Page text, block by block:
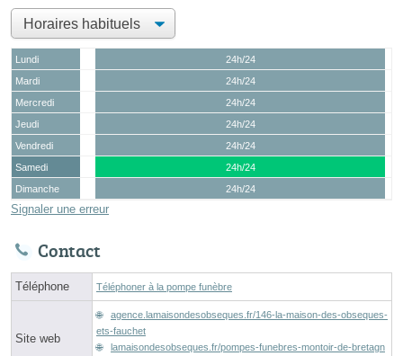
Lundi
24h/24
Mardi
24h/24
Mercredi
24h/24
Jeudi
24h/24
Vendredi
24h/24
Samedi
24h/24
Dimanche
24h/24
Signaler une erreur
Contact
Téléphone Téléphoner à la pompe funèbre
Site web
agence.lamaisondesobseques.fr/146-la-maison-des-obseques-
ets-fauchet
lamaisondesobseques.fr/pompes-funebres-montoir-de-bretagn